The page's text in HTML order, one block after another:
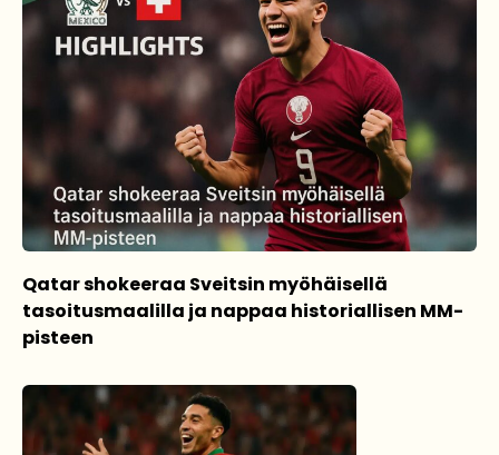
Qatar shokeeraa Sveitsin myöhäisellä
tasoitusmaalilla ja nappaa historiallisen MM-
pisteen